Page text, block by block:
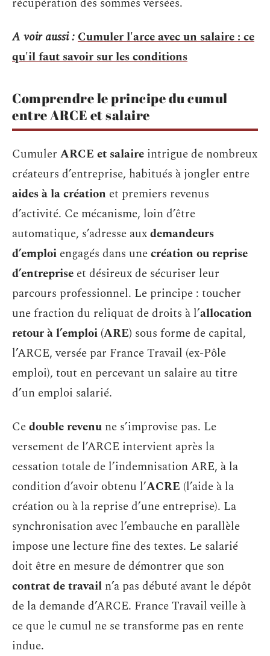
A voir aussi :Cumuler l'arce avec un salaire : ce
qu'il faut savoir sur les conditions
Comprendre le principe du cumul
entre ARCE et salaire
Cumuler ARCE et salaire intrigue de nombreux
créateurs d’entreprise, habitués à jongler entre
aides à la création et premiers revenus
d’activité. Ce mécanisme, loin d’être
automatique, s’adresse auxdemandeurs
d’emploi engagés dans unecréation ou reprise
d’entreprise et désireux de sécuriser leur
parcours professionnel. Le principe : toucher
une fraction du reliquat de droits à l’allocation
retour à l’emploi (ARE) sous forme de capital,
l’ARCE, versée par France Travail (ex-Pôle
emploi), tout en percevant un salaire au titre
d’un emploi salarié.
Cedouble revenu ne s’improvise pas. Le
versement de l’ARCE intervient après la
cessation totale de l’indemnisation ARE, à la
condition d’avoir obtenu l’ACRE (l’aide à la
création ou à la reprise d’une entreprise). La
synchronisation avec l’embauche en parallèle
impose une lecture fine des textes. Le salarié
doit être en mesure de démontrer que son
contrat de travail n’a pas débuté avant le dépôt
de la demande d’ARCE. France Travail veille à
ce que le cumul ne se transforme pas en rente
indue.